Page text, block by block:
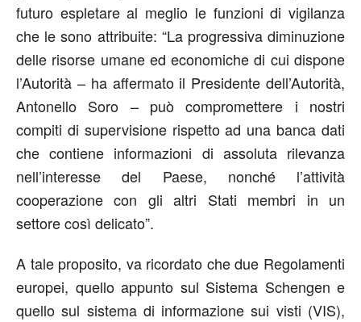
futuro espletare al meglio le funzioni di vigilanza
che le sono attribuite: “La progressiva diminuzione
delle risorse umane ed economiche di cui dispone
l’Autorità – ha affermato il Presidente dell’Autorità,
Antonello Soro – può compromettere i nostri
compiti di supervisione rispetto ad una banca dati
che contiene informazioni di assoluta rilevanza
nell’interesse del Paese, nonché l’attività
cooperazione con gli altri Stati membri in un
settore così delicato”.
A tale proposito, va ricordato che due Regolamenti
europei, quello appunto sul Sistema Schengen e
quello sul sistema di informazione sui visti (VIS),